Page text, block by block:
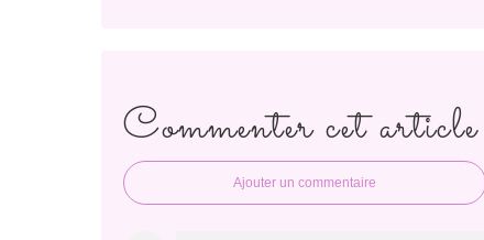
Commenter cet article
Ajouter un commentaire